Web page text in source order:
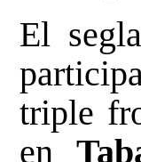
El
triple
en